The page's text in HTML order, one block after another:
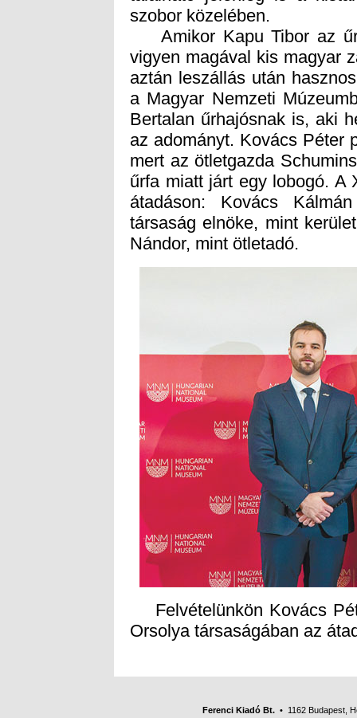
szobor közelében.
Amikor Kapu Tibor az
vigyen magával kis magyar
aztán leszállás után
a Magyar Nemzeti
Bertalan űrhajósnak is, aki
az adományt. Kovács
mert az ötletgazda
űrfa miatt járt egy lobogó.
átadáson: Kovács
társaság elnöke, mint
Nándor, mint ötletadó.
Felvételünkön Kovács
Orsolya társaságában az
Ferenci Kiadó Bt. • 1162 Budapest,